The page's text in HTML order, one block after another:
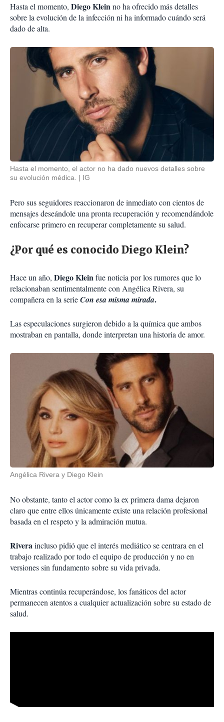
Hasta el momento, Diego Kleinno ha ofrecido más detalles
sobre la evolución de la infección ni ha informado cuándo será
dado de alta.
Hasta el momento, el actor no ha dado nuevos detalles sobre
su evolución médica.
IG
Pero sus seguidores reaccionaron de inmediato con cientos de
mensajes deseándole una pronta recuperación y recomendándole
enfocarse primero en recuperar completamente su salud.
¿Por qué es conocido Diego Klein?
Hace un año, Diego Kleinfue noticia por los rumores que lo
relacionaban sentimentalmente con Angélica Rivera, su
compañera en la serieCon esa misma mirada.
Las especulaciones surgieron debido a la química que ambos
mostraban en pantalla, donde interpretan una historia de amor.
Angélica Rivera y Diego Klein
No obstante, tanto el actor como la ex primera dama dejaron
claro que entre ellos únicamente existe una relación profesional
basada en el respeto y la admiración mutua.
Riveraincluso pidió que el interés mediático se centrara en el
trabajo realizado por todo el equipo de producción y no en
versiones sin fundamento sobre su vida privada.
Mientras continúa recuperándose, los fanáticos del actor
permanecen atentos a cualquier actualización sobre su estado de
salud.